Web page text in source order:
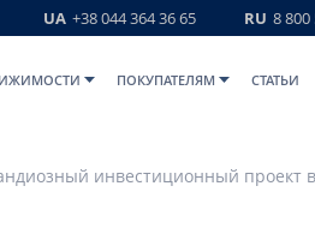
UA +38 044 364 36 65 RU 8 800
ПОКУПАТЕЛЯМ СТАТЬИ